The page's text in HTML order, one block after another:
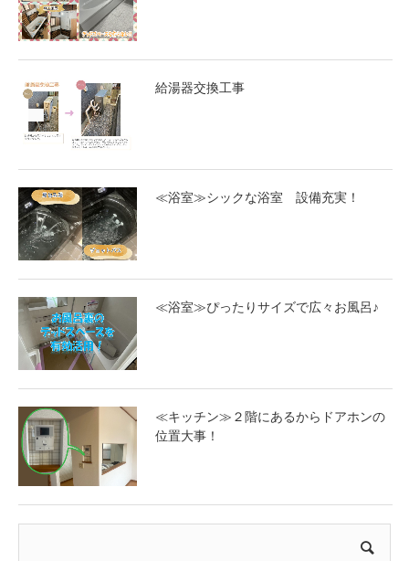
給湯器交換工事
≪浴室≫シックな浴室 設備充実！
≪浴室≫ぴったりサイズで広々お風呂♪
≪キッチン≫２階にあるからドアホンの
位置大事！